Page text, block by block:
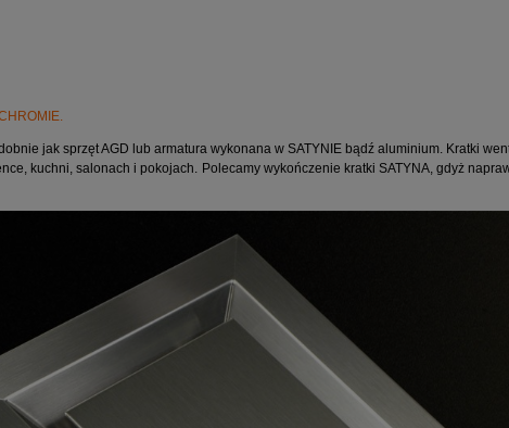
jak sprzęt AGD lub armatura wykonana w SATYNIE bądź aluminium. Kratki
kuchni, salonach i pokojach. Polecamy wykończenie kratki SATYNA, gdyż